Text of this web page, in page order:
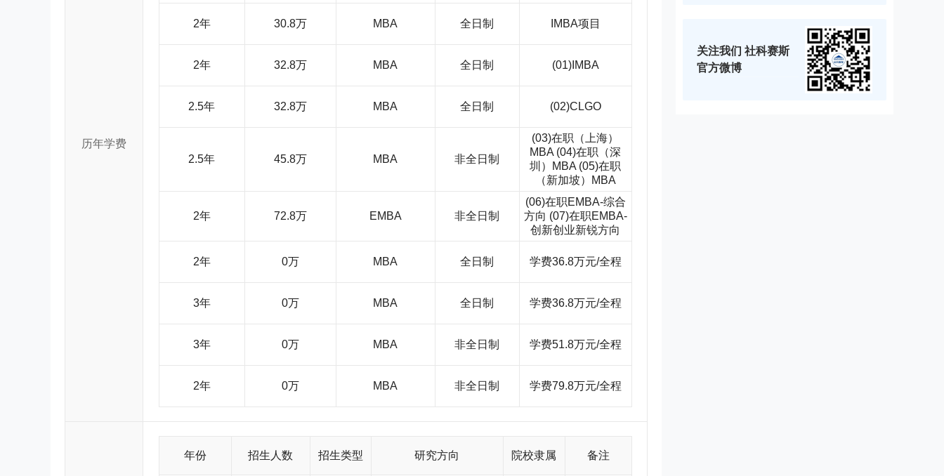
历年学费
2年 30.8万 MBA 全日制 IMBA项目
2年 32.8万 MBA 全日制 (01)IMBA
2.5年 32.8万 MBA 全日制 (02)CLGO
2.5年 45.8万 MBA 非全日制
(03)在职（上海）
MBA (04)在职（深
圳）MBA (05)在职
（新加坡）MBA
2年 72.8万 EMBA 非全日制
(06)在职EMBA-综合
方向 (07)在职EMBA-
创新创业新锐方向
2年 0万 MBA 全日制 学费36.8万元/全程
3年 0万 MBA 全日制 学费36.8万元/全程
3年 0万 MBA 非全日制 学费51.8万元/全程
2年 0万 MBA 非全日制 学费79.8万元/全程
年份 招生人数 招生类型 研究方向 院校隶属 备注
关注我们 社科赛斯
官方微博